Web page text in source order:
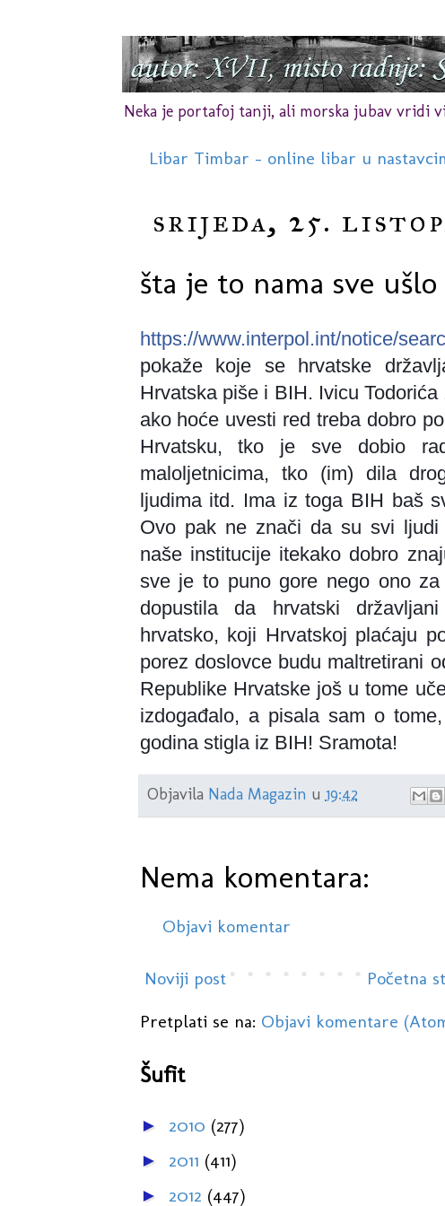
Neka je portafoj tanji, ali morska jubav vridi
Libar Timbar - online libar u
srijeda, 25.
šta je to nama sve
https://www.interpol.int/notice/
pokaže koje se hrvatske
Hrvatska piše i BIH. Ivicu
ako hoće uvesti red treba dobro
Hrvatsku, tko je sve dobio
maloljetnicima, tko (im) dila
ljudima itd. Ima iz toga BIH baš
Ovo pak ne znači da su svi ljudi
naše institucije itekako dobro
sve je to puno gore nego ono
dopustila da hrvatski
hrvatsko, koji Hrvatskoj plaćaju
porez doslovce budu maltretirani
Republike Hrvatske još u tome
izdogađalo, a pisala sam o
godina stigla iz BIH! Sramota!
Objavila Nada Magazin u 19:42
Nema komentara:
Objavi komentar
Noviji post
Početna
Pretplati se na: Objavi komentare
Šufit
► 2010 (277)
► 2011 (411)
► 2012 (447)